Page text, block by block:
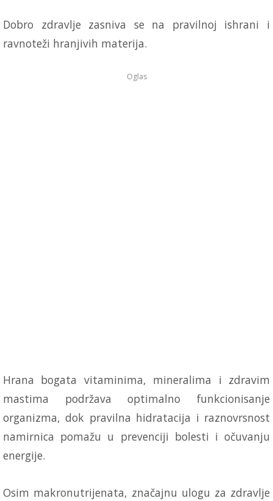
Dobro zdravlje zasniva se na pravilnoj ishrani i
ravnoteži hranjivih materija.
Oglas
Hrana bogata vitaminima, mineralima i zdravim
mastima podržava optimalno funkcionisanje
organizma, dok pravilna hidratacija i raznovrsnost
namirnica pomažu u prevenciji bolesti i očuvanju
energije.
Osim makronutrijenata, značajnu ulogu za zdravlje